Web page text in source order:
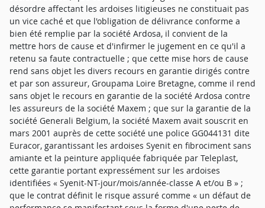
désordre affectant les ardoises litigieuses ne constituait pas
un vice caché et que l'obligation de délivrance conforme a
bien été remplie par la société Ardosa, il convient de la
mettre hors de cause et d'infirmer le jugement en ce qu'il a
retenu sa faute contractuelle ; que cette mise hors de cause
rend sans objet les divers recours en garantie dirigés contre
et par son assureur, Groupama Loire Bretagne, comme il rend
sans objet le recours en garantie de la société Ardosa contre
les assureurs de la société Maxem ; que sur la garantie de la
société Generali Belgium, la société Maxem avait souscrit en
mars 2001 auprès de cette société une police GG044131 dite
Euracor, garantissant les ardoises Syenit en fibrociment sans
amiante et la peinture appliquée fabriquée par Teleplast,
cette garantie portant expressément sur les ardoises
identifiées « Syenit-NT-jour/mois/année-classe A et/ou B » ;
que le contrat définit le risque assuré comme « un défaut de